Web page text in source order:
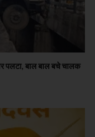
पलटा, बाल बाल बचे चालक